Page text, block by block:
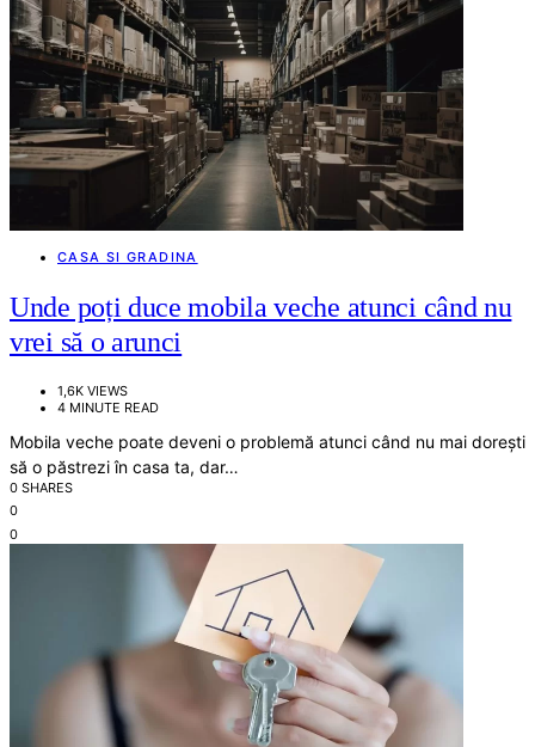
CASA SI GRADINA
Unde poți duce mobila veche atunci când nu
vrei să o arunci
1,6K VIEWS
4 MINUTE READ
Mobila veche poate deveni o problemă atunci când nu mai dorești
să o păstrezi în casa ta, dar…
0 SHARES
0
0